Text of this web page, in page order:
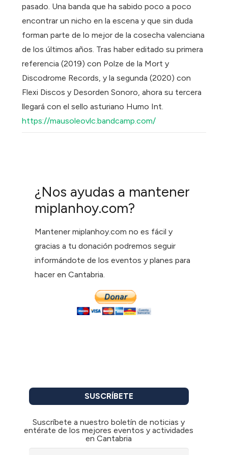
pasado. Una banda que ha sabido poco a poco
encontrar un nicho en la escena y que sin duda
forman parte de lo mejor de la cosecha valenciana
de los últimos años. Tras haber editado su primera
referencia (2019) con Polze de la Mort y
Discodrome Records, y la segunda (2020) con
Flexi Discos y Desorden Sonoro, ahora su tercera
llegará con el sello asturiano Humo Int.
https://mausoleovlc.bandcamp.com/
¿Nos ayudas a mantener
miplanhoy.com?
Mantener miplanhoy.com no es fácil y
gracias a tu donación podremos seguir
informándote de los eventos y planes para
hacer en Cantabria.
SUSCRÍBETE
Suscríbete a nuestro boletín de noticias y
entérate de los mejores eventos y actividades
en Cantabria